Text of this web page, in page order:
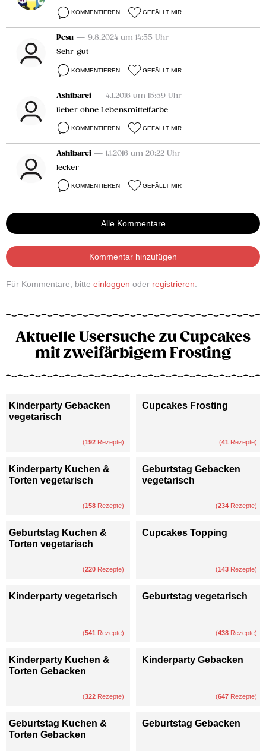
KOMMENTIEREN GEFÄLLT MIR
Pesu — 9.8.2024 um 14:55 Uhr
Sehr gut
KOMMENTIEREN GEFÄLLT MIR
Ashibarei — 4.1.2016 um 15:59 Uhr
lieber ohne Lebensmittelfarbe
KOMMENTIEREN GEFÄLLT MIR
Ashibarei — 1.1.2016 um 20:22 Uhr
lecker
KOMMENTIEREN GEFÄLLT MIR
Alle Kommentare
Kommentar hinzufügen
Für Kommentare, bitte einloggen oder registrieren
Aktuelle Usersuche zu Cupcakes
mit zweifärbigem Frosting
Kinderparty Gebacken
vegetarisch
(192 Rezepte)
Cupcakes Frosting
(41 Rezepte)
Kinderparty Kuchen &
Torten vegetarisch
(158 Rezepte)
Geburtstag Gebacken
vegetarisch
(234 Rezepte)
Geburtstag Kuchen &
Torten vegetarisch
(220 Rezepte)
Cupcakes Topping
(143 Rezepte)
Kinderparty vegetarisch
(541 Rezepte)
Geburtstag vegetarisch
(438 Rezepte)
Kinderparty Kuchen &
Torten Gebacken
(322 Rezepte)
Kinderparty Gebacken
(647 Rezepte)
Geburtstag Kuchen &
Torten Gebacken
Geburtstag Gebacken